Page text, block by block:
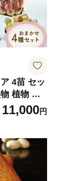
4苗 セッ
植物 鑑
佐世保市
11,000円